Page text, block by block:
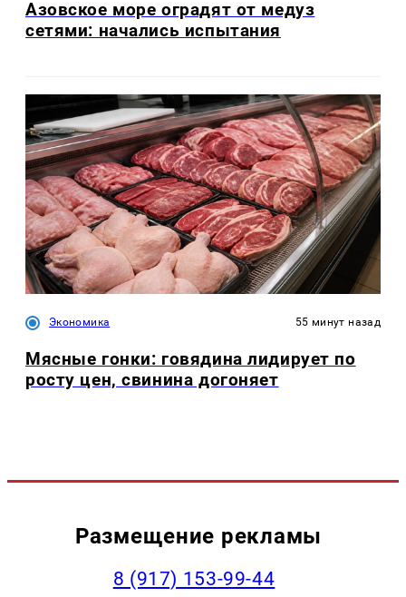
Азовское море оградят от медуз
сетями: начались испытания
Экономика 55 минут назад
Мясные гонки: говядина лидирует по
росту цен, свинина догоняет
Размещение рекламы
‭8 (917) 153-99-44